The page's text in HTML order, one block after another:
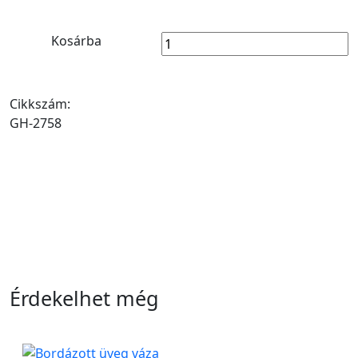
Kosárba
Cikkszám:
GH-2758
Érdekelhet még